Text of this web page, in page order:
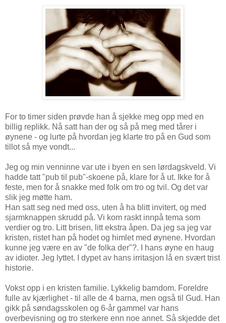
For to timer siden prøvde han å sjekke meg opp med en
billig replikk. Nå satt han der og så på meg med tårer i
øynene - og lurte på hvordan jeg klarte tro på en Gud som
tillot så mye vondt...
Jeg og min venninne var ute i byen en sen lørdagskveld. Vi
hadde tatt "pub til pub"-skoene på, klare for å ut. Ikke for å
feste, men for å snakke med folk om tro og tvil. Og det var
slik jeg møtte ham.
Han satt seg ned med oss, uten å ha blitt invitert, og med
sjarmknappen skrudd på. Vi kom raskt innpå tema som
verdier og tro. Litt brisen, litt ekstra åpen. Da jeg sa jeg var
kristen, ristet han på hodet og himlet med øynene. Hvordan
kunne jeg være en av "de folka der"?. I hans øyne en haug
av idioter. Jeg lyttet. I dypet av hans irritasjon lå en svært trist
historie.
Vokst opp i en kristen familie. Lykkelig barndom. Foreldre
fulle av kjærlighet - til alle de 4 barna, men også til Gud. Han
gikk på søndagsskolen og 6-år gammel var hans
overbevisning og tro sterkere enn noe annet. Så skjedde det